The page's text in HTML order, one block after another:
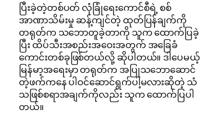
ပြီးခဲ့တဲ့တစ်ပတ် လုံခြုံရေးကောင်စီရဲ့ စစ်
အာဏာသိမ်းမှု ဆန့်ကျင်တဲ့ ထုတ်ပြန်ချက်ကို
တရုတ်က သဘောတူခဲ့တာကို သူက ထောက်ပြခဲ့
ပြီး ထိပ်သီးအစည်းအဝေးအတွက် အခြေခံ
ကောင်းတစ်ခုဖြစ်တယ်လို့ ဆိုပါတယ်။ ဒါပေမယ့်
မြန်မာ့အရေးမှာ တရုတ်က အပြုသဘောဆောင်
တဲ့ဖက်ကနေ ပါဝင်ဆောင်ရွက်ပါ့မလားဆိုတဲ့ သံ
သဖြစ်စရာအချက်ကိုလည်း သူက ထောက်ပြပါ
တယ်။